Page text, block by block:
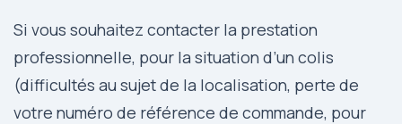
Si vous souhaitez contacter la prestation
professionnelle, pour la situation d’un colis
(difficultés au sujet de la localisation, perte de
votre numéro de référence de commande, pour